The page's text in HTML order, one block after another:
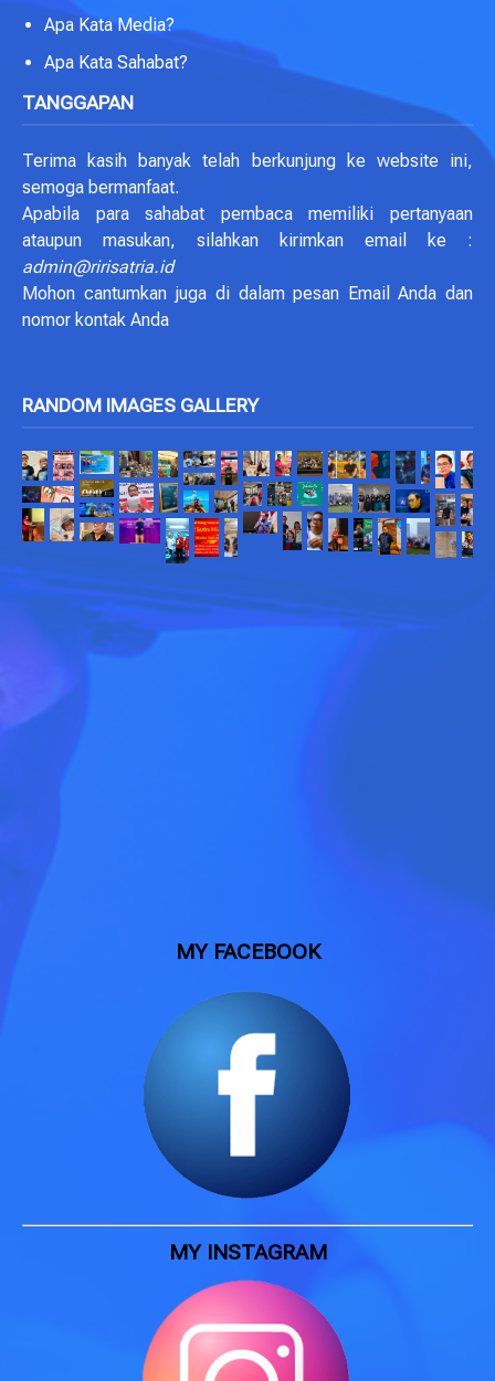
Apa Kata Media?
Apa Kata Sahabat?
TANGGAPAN
Terima kasih banyak telah berkunjung ke website ini,
semoga bermanfaat.
Apabila para sahabat pembaca memiliki pertanyaan
ataupun masukan, silahkan kirimkan email ke :
admin@ririsatria.id
Mohon cantumkan juga di dalam pesan Email Anda dan
nomor kontak Anda
RANDOM IMAGES GALLERY
MY FACEBOOK
MY INSTAGRAM